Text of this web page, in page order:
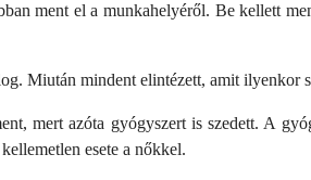
ment el a munkahelyéről. Be kellett
Miután mindent elintézett, amit ilyenkor
mert azóta gyógyszert is szedett. A
esete a nőkkel.